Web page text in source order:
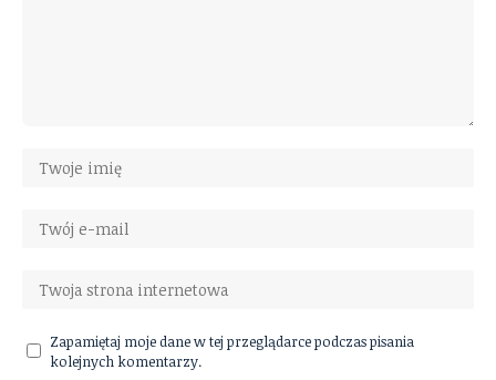
Zapamiętaj moje dane w tej przeglądarce podczas pisania
kolejnych komentarzy.